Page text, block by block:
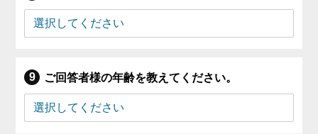
ご回答者様の年齢を教えてください。